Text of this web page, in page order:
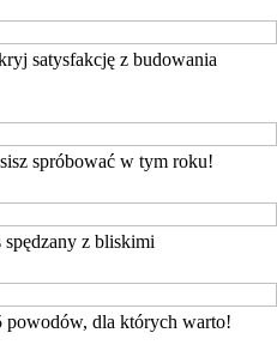
satysfakcję z budowania
spróbować w tym roku!
spędzany z bliskimi
powodów, dla których warto!